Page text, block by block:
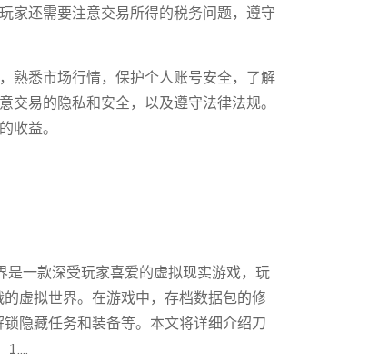
家还需要注意交易所得的税务问题，遵守
熟悉市场行情，保护个人账号安全，了解
易的隐私和安全，以及遵守法律法规。
收益。
一款深受玩家喜爱的虚拟现实游戏，玩
虚拟世界。在游戏中，存档数据包的修
隐藏任务和装备等。本文将详细介绍刀